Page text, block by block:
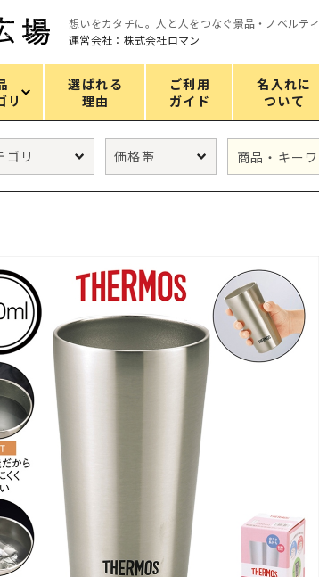
想いをカタチに。人と人をつなぐ景品・ノベルティ
運営会社：株式会社ロマン
リ
選ばれる
理由
ご利用
ガイド
名入れに
ついて
ット バスグッズ
&ボディケア スマホ・PCグッズ
犯グッズ コスメグッズ
ョン雑貨
ュ・ロール
記用具
ョナリー
・便利グッズ
特集 キャラクター雑貨
ギフト すべてのカテゴリ